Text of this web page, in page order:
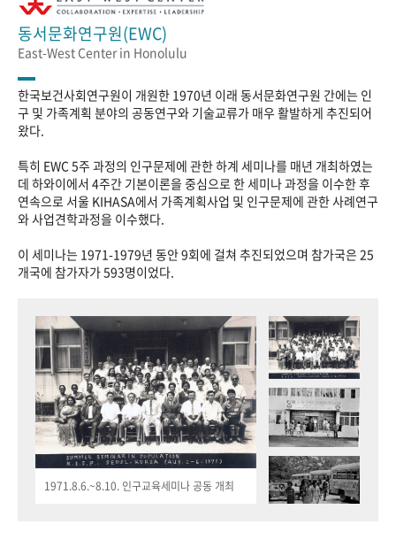
동서문화연구원(EWC)
East-West Center in Honolulu
한국보건사회연구원이 개원한 1970년 이래 동서문화연구원 간에는 인
구 및 가족계획 분야의 공동연구와 기술교류가 매우 활발하게 추진되어
왔다.
특히 EWC 5주 과정의 인구문제에 관한 하계 세미나를 매년 개최하였는
데 하와이에서 4주간 기본이론을 중심으로 한 세미나 과정을 이수한 후
연속으로 서울 KIHASA에서 가족계획사업 및 인구문제에 관한 사례연구
와 사업견학과정을 이수했다.
이 세미나는 1971-1979년 동안 9회에 걸쳐 추진되었으며 참가국은 25
개국에 참가자가 593명이었다.
1971.8.6.~8.10. 인구교육세미나 공동 개최